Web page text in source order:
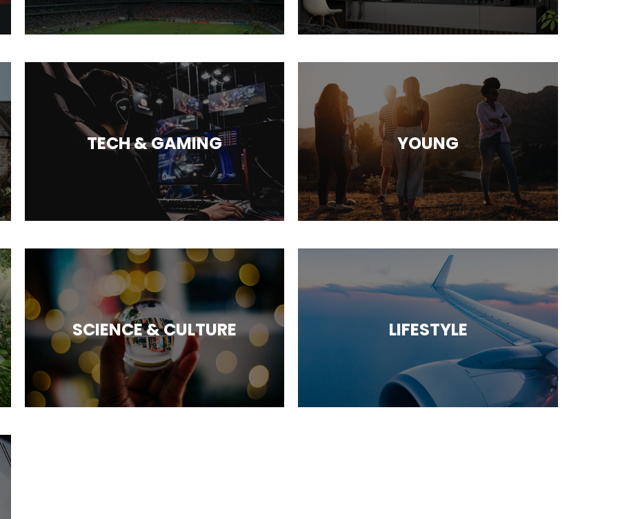
TECH & GAMING YOUNG
SCIENCE & CULTURE LIFESTYLE